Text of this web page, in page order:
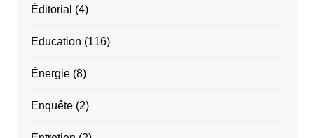
Éditorial (4)
Education (116)
Énergie(8)
Enquête(2)